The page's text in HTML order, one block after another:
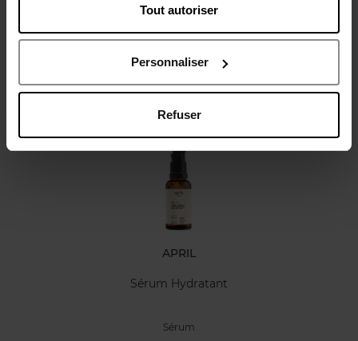
Tout autoriser
Personnaliser
Refuser
Oublié quelque chose ?
APRIL
Sérum Hydratant
Sérum